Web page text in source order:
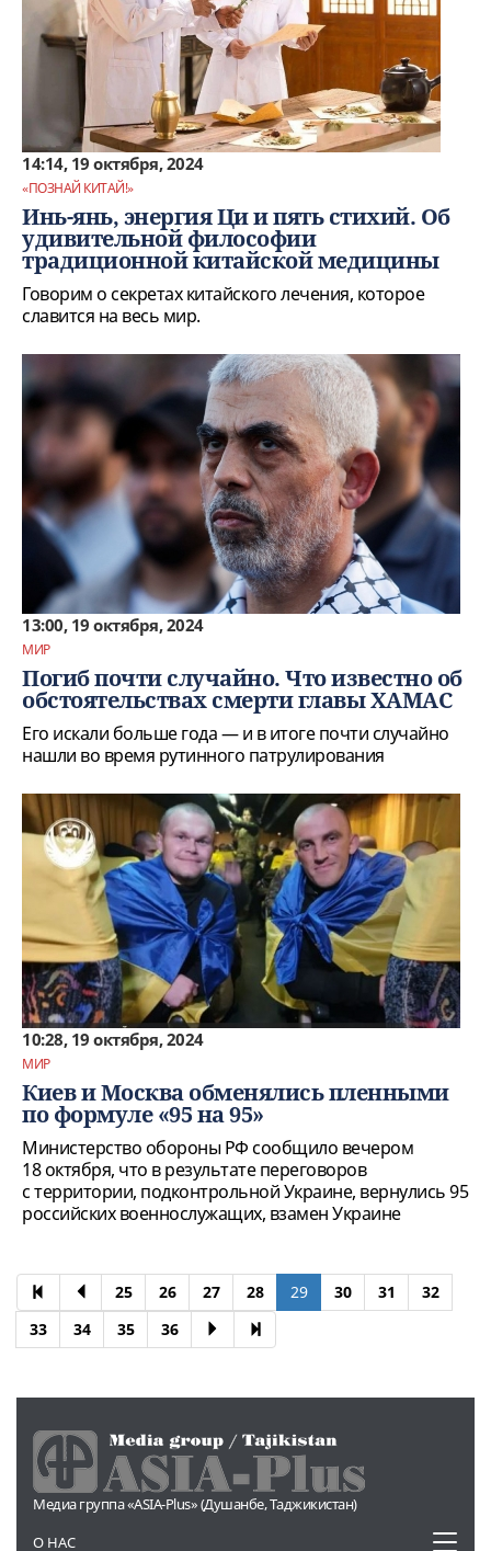
14:14, 19 октября, 2024
«ПОЗНАЙ КИТАЙ!»
Инь-янь, энергия Ци и пять стихий. Об
удивительной философии
традиционной китайской медицины
Говорим о секретах китайского лечения, которое
славится на весь мир.
13:00, 19 октября, 2024
МИР
Погиб почти случайно. Что известно об
обстоятельствах смерти главы ХАМАС
Его искали больше года — и в итоге почти случайно
нашли во время рутинного патрулирования
10:28, 19 октября, 2024
МИР
Киев и Москва обменялись пленными
по формуле «95 на 95»
Министерство обороны РФ сообщило вечером
18 октября, что в результате переговоров
с территории, подконтрольной Украине, вернулись 95
российских военнослужащих, взамен Украине
25 26 27 28 29 30 31
32
33
34 35 36
Медиа группа «ASIA-Plus» (Душанбе, Таджикистан)
О НАС